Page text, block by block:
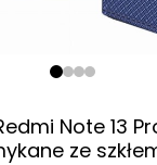
Note 13
ze